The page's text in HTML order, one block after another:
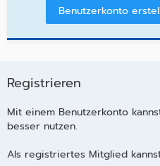
Benutzerkonto
Registrieren
Mit einem Benutzerkonto
besser nutzen.
Als registriertes Mitglied